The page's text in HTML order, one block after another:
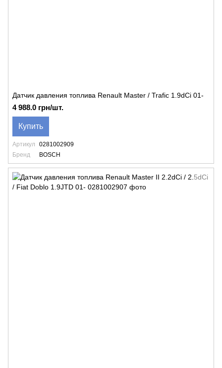
Датчик давления топлива Renault Master / Trafic 1.9dCi 01-
4 988.0 грн/шт.
Купить
Артикул
0281002909
Бренд
BOSCH